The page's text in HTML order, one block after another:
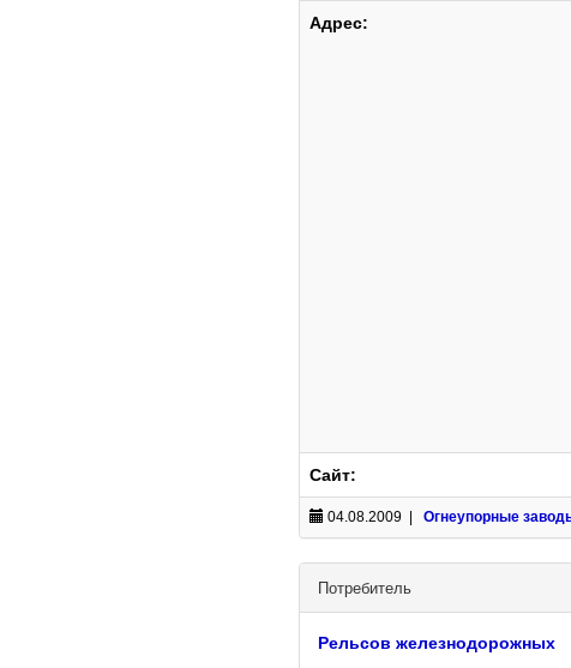
Адрес:
Сайт:
04.08.2009 | Огнеупорные
Потребитель
Рельсов железнодорожных